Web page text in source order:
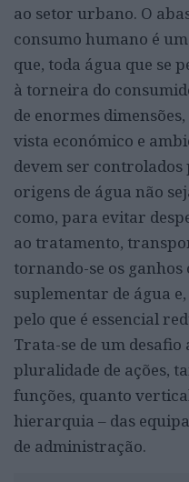
ao setor urbano. O
consumo humano é
que, toda água que se
à torneira do
de enormes
vista económico e
devem ser
origens de água não
como, para evitar
ao tratamento,
tornando-se os
suplementar de água
pelo que é essencial
Trata-se de um
pluralidade de ações,
funções, quanto
hierarquia – das
de administração.